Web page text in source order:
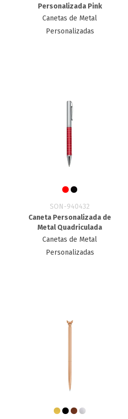
Personalizada​ Pink
Canetas de Metal
Personalizadas
SON-940432
Caneta Personalizada de
Metal​ Quadriculada
Canetas de Metal
Personalizadas